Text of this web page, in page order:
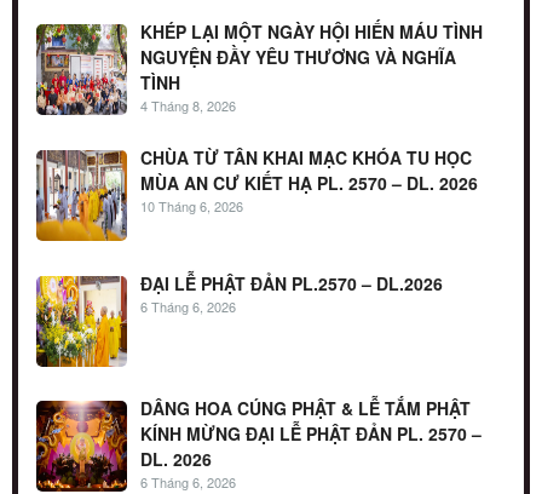
KHÉP LẠI MỘT NGÀY HỘI HIẾN MÁU TÌNH
NGUYỆN ĐẦY YÊU THƯƠNG VÀ NGHĨA
TÌNH
4 Tháng 8, 2026
CHÙA TỪ TÂN KHAI MẠC KHÓA TU HỌC
MÙA AN CƯ KIẾT HẠ PL. 2570 – DL. 2026
10 Tháng 6, 2026
ĐẠI LỄ PHẬT ĐẢN PL.2570 – DL.2026
6 Tháng 6, 2026
DÂNG HOA CÚNG PHẬT & LỄ TẮM PHẬT
KÍNH MỪNG ĐẠI LỄ PHẬT ĐẢN PL. 2570 –
DL. 2026
6 Tháng 6, 2026